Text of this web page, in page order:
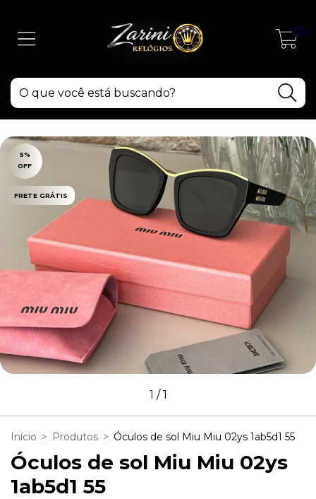
0
5%
OFF
FRETE GRÁTIS
1 /1
Início > Produtos > Óculos de sol Miu Miu 02ys 1ab5d1 55
Óculos de sol Miu Miu 02ys
1ab5d1 55